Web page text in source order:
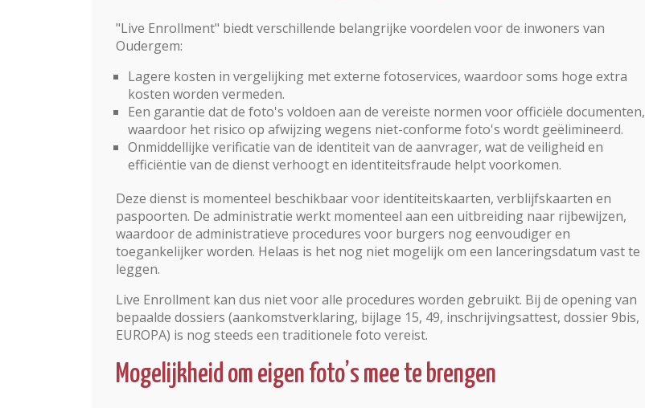
"Live Enrollment" biedt verschillende belangrijke voordelen voor de inwoners van
Oudergem:
Lagere kosten in vergelijking met externe fotoservices, waardoor soms hoge extra
kosten worden vermeden.
Een garantie dat de foto's voldoen aan de vereiste normen voor officiële documenten,
waardoor het risico op afwijzing wegens niet-conforme foto's wordt geëlimineerd.
Onmiddellijke verificatie van de identiteit van de aanvrager, wat de veiligheid en
efficiëntie van de dienst verhoogt en identiteitsfraude helpt voorkomen.
Deze dienst is momenteel beschikbaar voor identiteitskaarten, verblijfskaarten en
paspoorten. De administratie werkt momenteel aan een uitbreiding naar rijbewijzen,
waardoor de administratieve procedures voor burgers nog eenvoudiger en
toegankelijker worden. Helaas is het nog niet mogelijk om een lanceringsdatum vast te
leggen.
Live Enrollment kan dus niet voor alle procedures worden gebruikt. Bij de opening van
bepaalde dossiers (aankomstverklaring, bijlage 15, 49, inschrijvingsattest, dossier 9bis,
EUROPA) is nog steeds een traditionele foto vereist.
Mogelijkheid om eigen foto’s mee te brengen